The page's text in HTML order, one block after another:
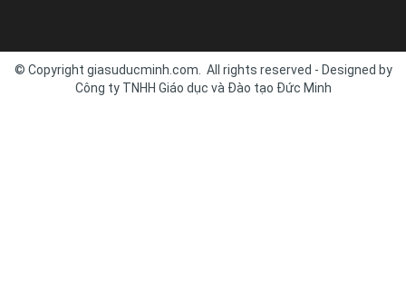
© Copyright giasuducminh.com. All rights reserved - Designed by
Công ty TNHH Giáo dục và Đào tạo Đức Minh